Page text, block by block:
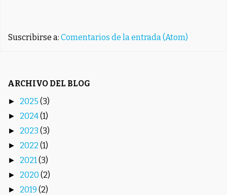
Suscribirse a: Comentarios de la entrada (Atom)
ARCHIVO DEL BLOG
► 2025 (3)
► 2024(1)
► 2023 (3)
► 2022 (1)
► 2021(3)
► 2020 (2)
► 2019 (2)